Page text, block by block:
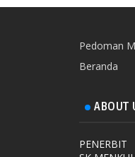
Pedoman
Beranda
ABOUT
PENERBIT